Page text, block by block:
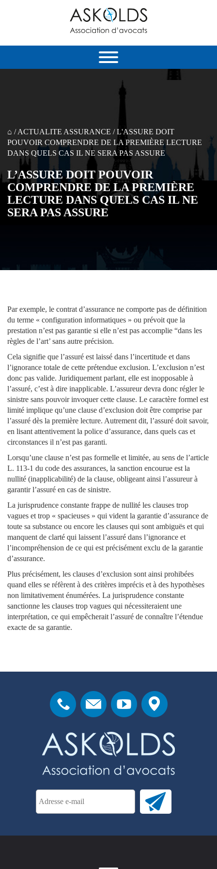
⌂ /ACTUALITE ASSURANCE /L'ASSURE DOIT
POUVOIR COMPRENDRE DE LA PREMIÈRE LECTURE
DANS QUELS CAS IL NE SERA PAS ASSURE
L’ASSURE DOIT POUVOIR
COMPRENDRE DE LA PREMIÈRE
LECTURE DANS QUELS CAS IL NE
SERA PAS ASSURE
Par exemple, le contrat d’assurance ne comporte pas de définition
du terme « configuration informatiques » ou prévoit que la
prestation n’est pas garantie si elle n’est pas accomplie “dans les
règles de l’art’ sans autre précision.
Cela signifie que l’assuré est laissé dans l’incertitude et dans
l’ignorance totale de cette prétendue exclusion. L’exclusion n’est
donc pas valide. Juridiquement parlant, elle est inopposable à
l’assuré, c’est à dire inapplicable. L’assureur devra donc régler le
sinistre sans pouvoir invoquer cette clause. Le caractère formel est
limité implique qu’une clause d’exclusion doit être comprise par
l’assuré dès la première lecture. Autrement dit, l’assuré doit savoir,
en lisant attentivement la police d’assurance, dans quels cas et
circonstances il n’est pas garanti.
Lorsqu’une clause n’est pas formelle et limitée, au sens de l’article
L. 113-1 du code des assurances, la sanction encourue est la
nullité (inapplicabilité) de la clause, obligeant ainsi l’assureur à
garantir l’assuré en cas de sinistre.
La jurisprudence constante frappe de nullité les clauses trop
vagues et trop « spacieuses » qui vident la garantie d’assurance de
toute sa substance ou encore les clauses qui sont ambiguës et qui
manquent de clarté qui laissent l’assuré dans l’ignorance et
l’incompréhension de ce qui est précisément exclu de la garantie
d’assurance.
Plus précisément, les clauses d’exclusion sont ainsi prohibées
quand elles se réfèrent à des critères imprécis et à des hypothèses
non limitativement énumérées. La jurisprudence constante
sanctionne les clauses trop vagues qui nécessiteraient une
interprétation, ce qui empêcherait l’assuré de connaître l’étendue
exacte de sa garantie.